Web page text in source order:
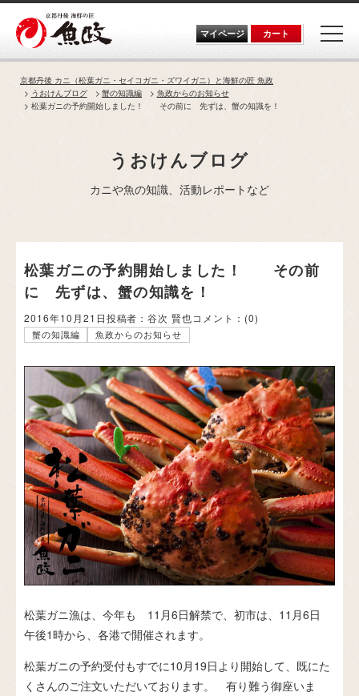
Skip
content
マイページ カート
京都丹後 カニ（松葉ガニ・セイコガニ・ズワイガニ）と海鮮の匠 魚政
うおけんブログ
蟹の知識編
魚政からのお知らせ
松葉ガニの予約開始しました！ その前に 先ずは、蟹の知識を！
うおけんブログ
カニや魚の知識、活動レポートなど
松葉ガニの予約開始しました！ その前
に 先ずは、蟹の知識を！
2016年10月21日投稿者：谷次 賢也コメント： (0)
蟹の知識編 魚政からのお知らせ
松葉ガニ漁は、今年も 11月6日解禁で、初市は、11月6日
午後1時から、各港で開催されます。
松葉ガニの予約受付もすでに10月19日より開始して、既にた
くさんのご注文いただいております。 有り難う御座いま